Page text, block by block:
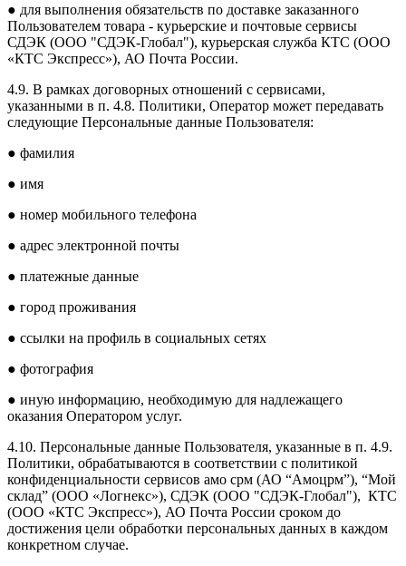
● для выполнения обязательств по доставке заказанного
Пользователем товара - курьерские и почтовые сервисы
СДЭК (ООО "СДЭК-Глобал"), курьерская служба КТС (ООО
«КТС Экспресс»), АО Почта России.
4.9. В рамках договорных отношений с сервисами,
указанными в п. 4.8. Политики, Оператор может передавать
следующие Персональные данные Пользователя:
● фамилия
● имя
● номер мобильного телефона
● адрес электронной почты
● платежные данные
● город проживания
● ссылки на профиль в социальных сетях
● фотография
● иную информацию, необходимую для надлежащего
оказания Оператором услуг.
4.10. Персональные данные Пользователя, указанные в п. 4.9.
Политики, обрабатываются в соответствии с политикой
конфиденциальности сервисов амо срм (АО “Амоцрм”), “Мой
склад” (ООО «Логнекс»), СДЭК (ООО "СДЭК-Глобал"), КТС
(ООО «КТС Экспресс»), АО Почта России сроком до
достижения цели обработки персональных данных в каждом
конкретном случае.